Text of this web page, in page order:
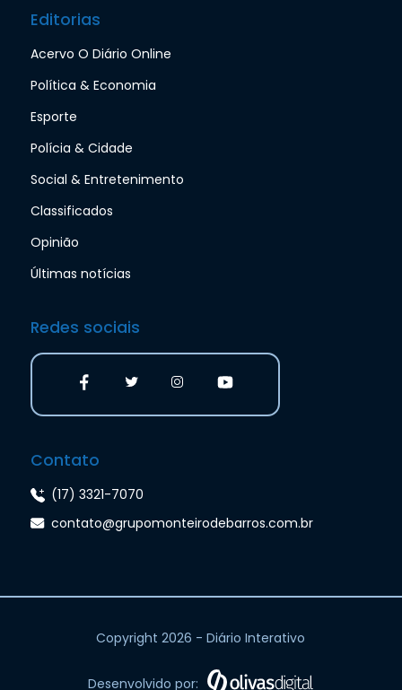
Editorias
Acervo O Diário Online
Política & Economia
Esporte
Polícia & Cidade
Social & Entretenimento
Classificados
Opinião
Últimas notícias
Redes sociais
Contato
(17) 3321-7070
contato@grupomonteirodebarros.com.br
Copyright 2026 - Diário Interativo
Desenvolvido por: